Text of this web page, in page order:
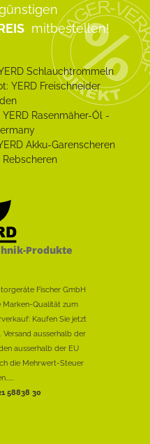
mitbestellen!
Produkte
Fischer GmbH
Marken-Qualität zum
Kaufen Sie jetzt
Versand ausserhalb der
ausserhalb der EU
die Mehrwert-Steuer
58838 30